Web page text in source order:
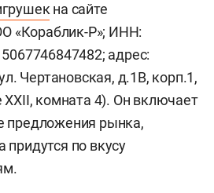
на сайте
«Кораблик-Р»; ИНН:
адрес:
Чертановская, д.1В, корп.1,
комната 4). Он включает
предложения рынка,
придутся по вкусу